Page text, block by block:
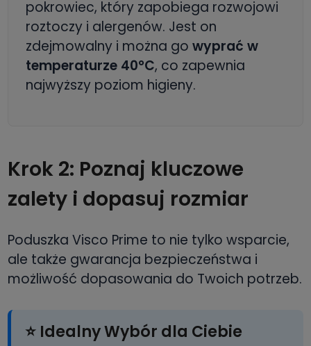
pokrowiec, który zapobiega rozwojowi
roztoczy i alergenów. Jest on
zdejmowalny i można gowyprać w
temperaturze 40°C, co zapewnia
najwyższy poziom higieny.
Krok 2: Poznaj kluczowe
zalety i dopasuj rozmiar
Poduszka Visco Prime to nie tylko wsparcie,
ale także gwarancja bezpieczeństwa i
możliwość dopasowania do Twoich potrzeb.
⭐ Idealny Wybór dla Ciebie